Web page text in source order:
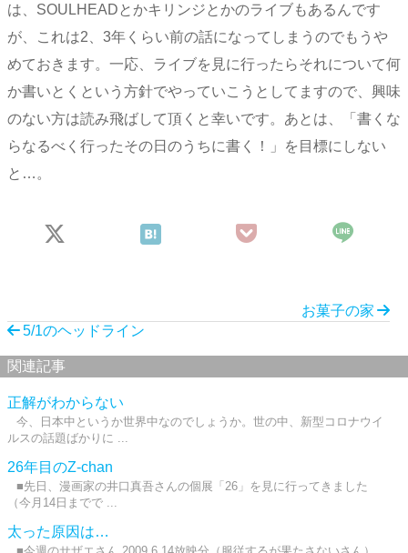
は、SOULHEADとかキリンジとかのライブもあるんです
が、これは2、3年くらい前の話になってしまうのでもうや
めておきます。一応、ライブを見に行ったらそれについて何
か書いとくという方針でやっていこうとしてますので、興味
のない方は読み飛ばして頂くと幸いです。あとは、「書くな
らなるべく行ったその日のうちに書く！」を目標にしない
と…。
お菓子の家
5/1のヘッドライン
関連記事
正解がわからない
今、日本中というか世界中なのでしょうか。世の中、新型コロナウイ
ルスの話題ばかりに ...
26年目のZ-chan
■先日、漫画家の井口真吾さんの個展「26」を見に行ってきました
（今月14日までで ...
太った原因は…